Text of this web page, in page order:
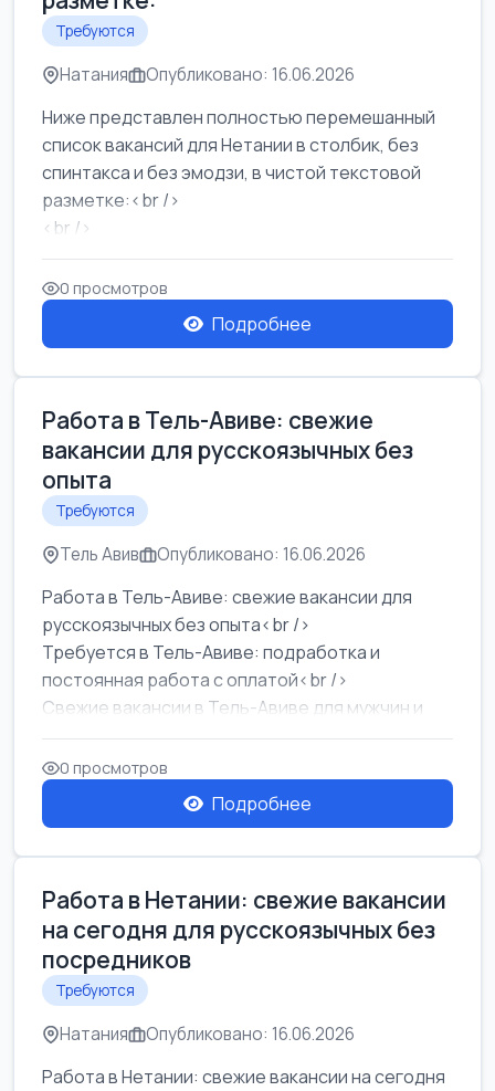
Требуются
Натания Опубликовано: 16.06.2026
Ниже представлен полностью перемешанный
список вакансий для Нетании в столбик, без
спинтакса и без эмодзи, в чистой текстовой
разметке:<br />
<br />
Работа в Нетании на мебельном производстве:
требу...
0 просмотров
Подробнее
Работа в Тель-Авиве: свежие
вакансии для русскоязычных без
опыта
Требуются
Тель Авив Опубликовано: 16.06.2026
Работа в Тель-Авиве: свежие вакансии для
русскоязычных без опыта<br />
Требуется в Тель-Авиве: подработка и
постоянная работа с оплатой<br />
Свежие вакансии в Тель-Авиве для мужчин и
женщин от хозя...
0 просмотров
Подробнее
Работа в Нетании: свежие вакансии
на сегодня для русскоязычных без
посредников
Требуются
Натания Опубликовано: 16.06.2026
Работа в Нетании: свежие вакансии на сегодня